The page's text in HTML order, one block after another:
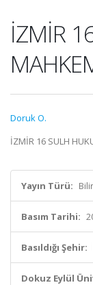
İZMİR
Doruk O.
İZMİR 16 SULH
Yayın Türü:
Basım Tarihi:
Basıldığı Şehir:
Dokuz Eylül